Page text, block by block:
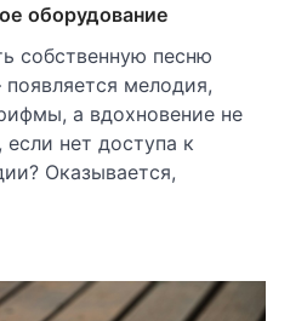
оборудование
собственную песню
мелодия,
а вдохновение не
нет доступа к
Оказывается,